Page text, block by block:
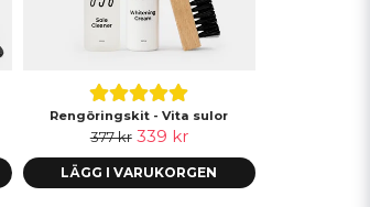
Rengöringskit - Vita sulor
377 kr 339 kr
LÄGG I VARUKORGEN